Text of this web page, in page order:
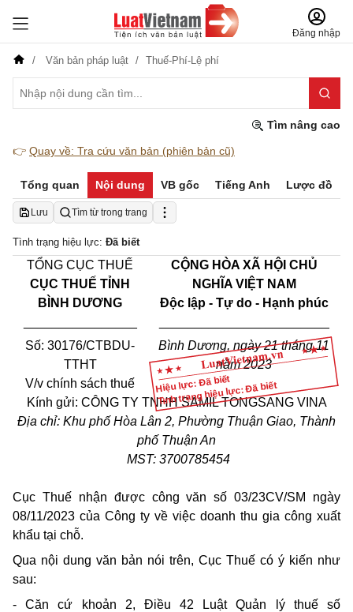
Đăng nhập
Văn bản pháp luật Thuế-Phí-Lệ phí
Tìm nâng cao
👉 Quay về: Tra cứu văn bản (phiên bản cũ)
Tổng quan Nội dung VB gốc Tiếng Anh Lược đồ
Lưu Tìm từ trong trang
Tình trạng hiệu lực: Đã biết
Hiệu lực: Đã biết
Tình trạng hiệu lực: Đã biết
TỔNG CỤC THUẾ
CỤC THUẾ TỈNH
BÌNH DƯƠNG
CỘNG HÒA XÃ HỘI CHỦ
NGHĨA VIỆT NAM
Độc lập - Tự do - Hạnh phúc
Số: 30176/CTBDU-
TTHT
V/v chính sách thuế
Bình Dương, ngày 21 tháng 11
năm 2023
Kính gửi: CÔNG TY TNHH SAMIL TONGSANG VINA
Địa chỉ: Khu phố Hòa Lân 2, Phường Thuận Giao, Thành
phố Thuận An
MST: 3700785454
Cục Thuế nhận được công văn số 03/23CV/SM ngày
08/11/2023 của Công ty về việc doanh thu gia công xuất
khẩu tại chỗ.
Qua nội dung văn bản nói trên, Cục Thuế có ý kiến như
sau:
- Căn cứ khoản 2, Điều 42 Luật Quản lý thuế số